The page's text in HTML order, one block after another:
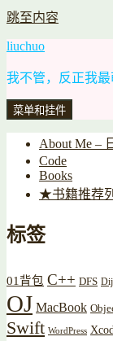
跳至内容
liuchuo
我不管，反正我
菜单和挂件
About Me –
Code
Books
★书籍推荐
标签
01背包 C++ DFS
OJ MacBook
Swift WordPress